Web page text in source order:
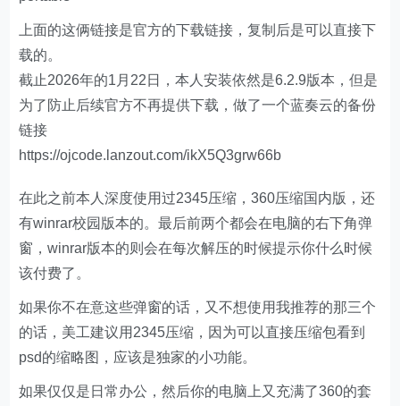
上面的这俩链接是官方的下载链接，复制后是可以直接下
载的。
截止2026年的1月22日，本人安装依然是6.2.9版本，但是
为了防止后续官方不再提供下载，做了一个蓝奏云的备份
链接
https://ojcode.lanzout.com/ikX5Q3grw66b
在此之前本人深度使用过2345压缩，360压缩国内版，还
有winrar校园版本的。最后前两个都会在电脑的右下角弹
窗，winrar版本的则会在每次解压的时候提示你什么时候
该付费了。
如果你不在意这些弹窗的话，又不想使用我推荐的那三个
的话，美工建议用2345压缩，因为可以直接压缩包看到
psd的缩略图，应该是独家的小功能。
如果仅仅是日常办公，然后你的电脑上又充满了360的套